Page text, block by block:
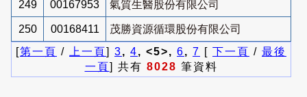
249 00167953 氣質生醫股份有限公司
250 00168411
茂勝資源循環股份有限公司
[第一頁 / 上一頁] 3, 4, <5>, 6, 7 [ 下一頁 / 最後
一頁] 共有 8028 筆資料